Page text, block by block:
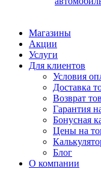
Магазины
Акции
Услуги
Для клиентов
Условия
Доставка
Возврат
Гарантия
Бонусная
Цены на
Блог
О компании